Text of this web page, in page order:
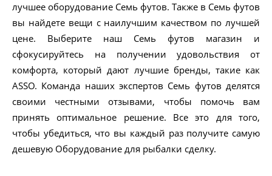
лучшее оборудование Семь футов. Также в Семь футов
вы найдете вещи с наилучшим качеством по лучшей
цене. Выберите наш Семь футов магазин и
сфокусируйтесь на получении удовольствия от
комфорта, который дают лучшие бренды, такие как
ASSO. Команда наших экспертов Семь футов делятся
своими честными отзывами, чтобы помочь вам
принять оптимальное решение. Все это для того,
чтобы убедиться, что вы каждый раз получите самую
дешевую Оборудование для рыбалки сделку.